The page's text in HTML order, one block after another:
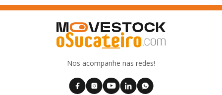
Nos acompanhe nas redes!